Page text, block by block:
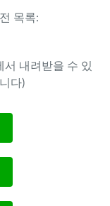
목록:
서 내려받을 수 있
다)